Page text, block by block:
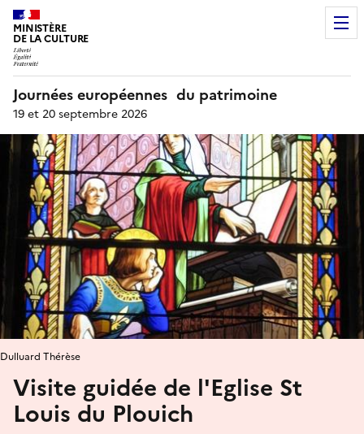
MINISTÈRE
DE LA CULTURE
Journées européennes du patrimoine
19 et 20 septembre 2026
Visite guidée de l'Eglise St
Louis du Plouich
Dulluard Thérèse